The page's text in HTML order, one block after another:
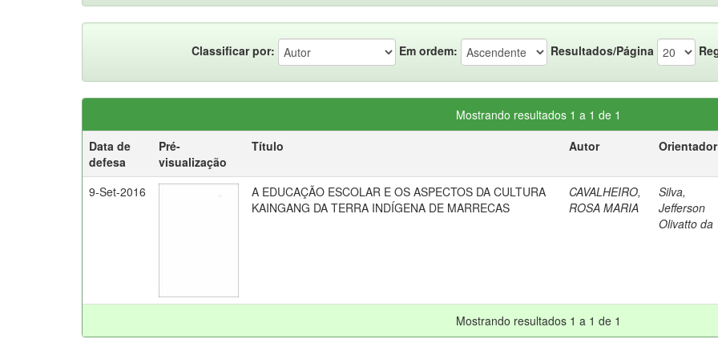
Classificar por: Em ordem: Resultados/Página
Mostrando resultados 1 a 1 de 1
Data de
defesa
Pré-
visualização
Título Autor Orientador
9-Set-2016
A EDUCAÇÃO ESCOLAR E OS ASPECTOS DA CULTURA
KAINGANG DA TERRA INDÍGENA DE MARRECAS
CAVALHEIRO,
ROSA MARIA
Silva,
Jefferson
Olivatto da
Mostrando resultados 1 a 1 de 1